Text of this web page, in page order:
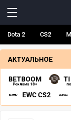
Dota 2 CS2
АКТУАЛЬНОЕ
BETBOOM
Реклама 18+
EWC CS2